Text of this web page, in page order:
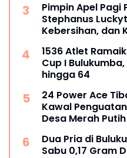
Pimpin Apel Pagi
Stephanus
Kebersihan, dan
1536 Atlet
Cup I
hingga 64
24 Power Ace
Kawal
Desa Merah Putih
Dua Pria di
Sabu 0,17 Gram